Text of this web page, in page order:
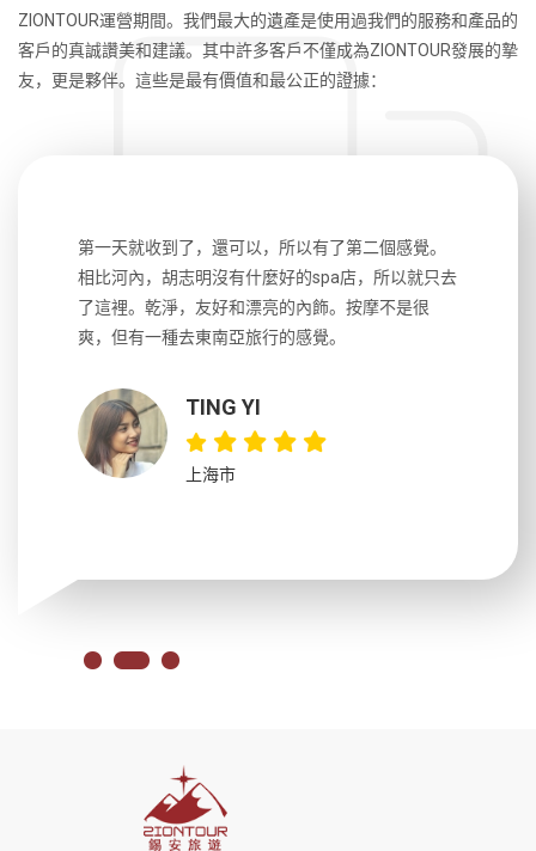
ZIONTOUR運營期間。我們最大的遺產是使用過我們的服務和產品的
客戶的真誠讚美和建議。其中許多客戶不僅成為ZIONTOUR發展的摯
友，更是夥伴。這些是最有價值和最公正的證據：
第一天就收到了，還可以，所以有了第二個感覺。
相比河內，胡志明沒有什麼好的spa店，所以就只去
了這裡。乾淨，友好和漂亮的內飾。按摩不是很
爽，但有一種去東南亞旅行的感覺。
TING YI
上海市